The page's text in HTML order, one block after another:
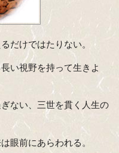
だけではたりない。
い視野を持って生きよ
ない、三世を貫く人生の
眼前にあらわれる。